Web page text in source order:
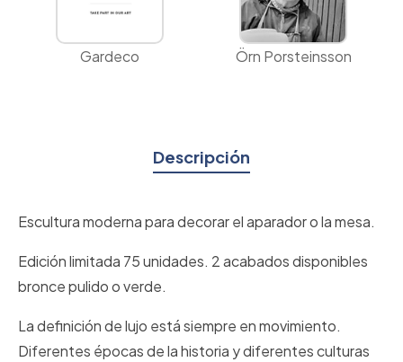
Gardeco Örn Porsteinsson
Descripción
Escultura moderna para decorar el aparador o la mesa.
Edición limitada 75 unidades. 2 acabados disponibles
bronce pulido o verde.
La definición de lujo está siempre en movimiento.
Diferentes épocas de la historia y diferentes culturas